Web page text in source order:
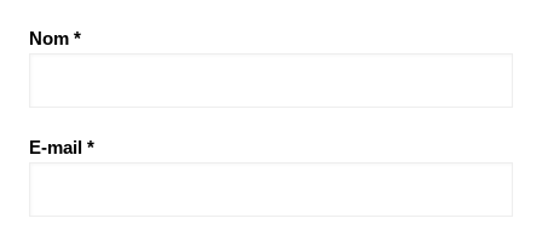
Nom *
E-mail *